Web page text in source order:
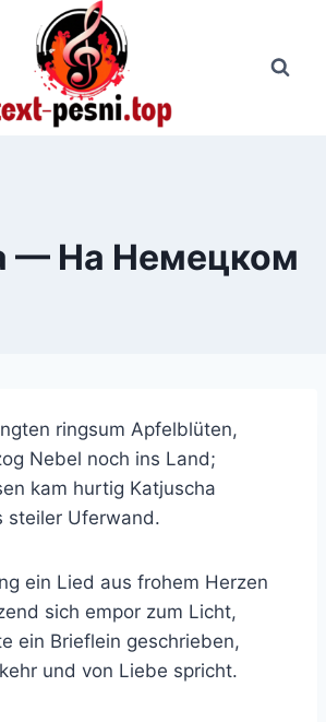
— На Немецком
ringsum Apfelblüten,
Nebel noch ins Land;
kam hurtig Katjuscha
steiler Uferwand.
ein Lied aus frohem Herzen
sich empor zum Licht,
ein Brieflein geschrieben,
und von Liebe spricht.